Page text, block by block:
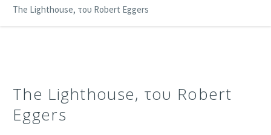
The Lighthouse, του Robert Eggers
The Lighthouse, του Robert
Eggers